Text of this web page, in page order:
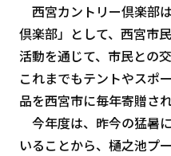
西宮カントリー倶楽部
倶楽部」として、西宮市
活動を通じて、市民との
これまでもテントやスポ
品を西宮市に毎年寄贈され
今年度は、昨今の猛暑
いることから、樋之池プ